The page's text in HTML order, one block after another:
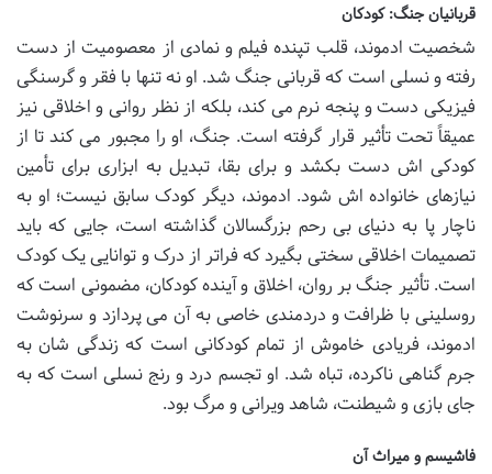
قربانیان جنگ: کودکان
شخصیت ادموند، قلب تپنده فیلم و نمادی از معصومیت از دست
رفته و نسلی است که قربانی جنگ شد. او نه تنها با فقر و گرسنگی
فیزیکی دست و پنجه نرم می کند، بلکه از نظر روانی و اخلاقی نیز
عمیقاً تحت تأثیر قرار گرفته است. جنگ، او را مجبور می کند تا از
کودکی اش دست بکشد و برای بقا، تبدیل به ابزاری برای تأمین
نیازهای خانواده اش شود. ادموند، دیگر کودک سابق نیست؛ او به
ناچار پا به دنیای بی رحم بزرگسالان گذاشته است، جایی که باید
تصمیمات اخلاقی سختی بگیرد که فراتر از درک و توانایی یک کودک
است. تأثیر جنگ بر روان، اخلاق و آینده کودکان، مضمونی است که
روسلینی با ظرافت و دردمندی خاصی به آن می پردازد و سرنوشت
ادموند، فریادی خاموش از تمام کودکانی است که زندگی شان به
جرم گناهی ناکرده، تباه شد. او تجسم درد و رنج نسلی است که به
جای بازی و شیطنت، شاهد ویرانی و مرگ بود.
فاشیسم و میراث آن